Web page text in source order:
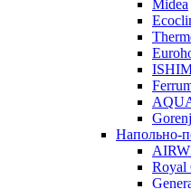
Midea
Напольно-
Royal